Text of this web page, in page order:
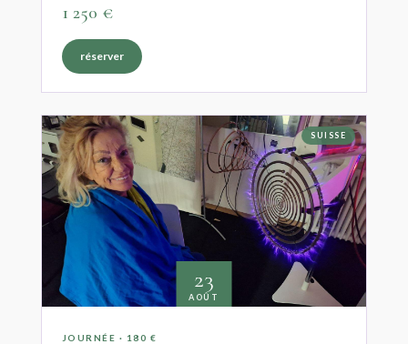
1 250 €
réserver
SUISSE
23
AOÛT
JOURNÉE · 180 €